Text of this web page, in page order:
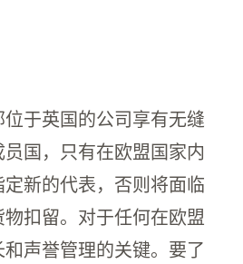
于英国的公司享有无缝
国，只有在欧盟国家内
新的代表，否则将面临
扣留。对于任何在欧盟
声誉管理的关键。要了